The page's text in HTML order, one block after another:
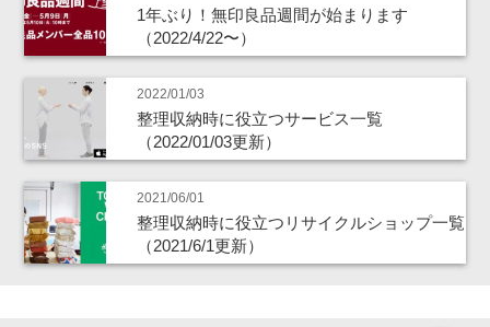
1年ぶり！無印良品週間が始まります
（2022/4/22〜）
2022/01/03
整理収納時に役立つサービス一覧
（2022/01/03更新）
2021/06/01
整理収納時に役立つリサイクルショップ一覧
（2021/6/1更新）